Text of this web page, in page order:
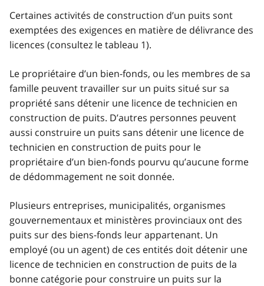
Certaines activités de construction d’un puits sont
exemptées des exigences en matière de délivrance des
licences (consultez le tableau 1).
Le propriétaire d’un bien-fonds, ou les membres de sa
famille peuvent travailler sur un puits situé sur sa
propriété sans détenir une licence de technicien en
construction de puits. D’autres personnes peuvent
aussi construire un puits sans détenir une licence de
technicien en construction de puits pour le
propriétaire d’un bien-fonds pourvu qu’aucune forme
de dédommagement ne soit donnée.
Plusieurs entreprises, municipalités, organismes
gouvernementaux et ministères provinciaux ont des
puits sur des biens-fonds leur appartenant. Un
employé (ou un agent) de ces entités doit détenir une
licence de technicien en construction de puits de la
bonne catégorie pour construire un puits sur la